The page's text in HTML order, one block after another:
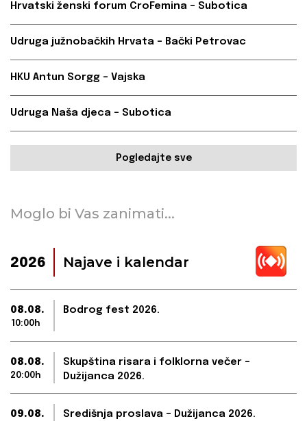
Hrvatski ženski forum CroFemina – Subotica
Udruga južnobačkih Hrvata – Bački Petrovac
HKU Antun Sorgg – Vajska
Udruga Naša djeca – Subotica
Pogledajte sve
Moglo bi Vas zanimati...
2026 Najave i kalendar
08.08.
10:00h
Bodrog fest 2026.
08.08.
20:00h
Skupština risara i folklorna večer –
Dužijanca 2026.
09.08. Središnja proslava – Dužijanca 2026.